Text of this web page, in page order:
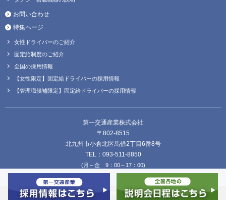
お問い合わせ
特集ページ
女性ドライバーのご紹介
固定給制度のご紹介
全国の採用情報
【女性限定】固定給ドライバーの採用情報
【管理職候補限定】固定給ドライバーの採用情報
第一交通産業株式会社
〒802-8515
北九州市小倉北区馬借2丁目6番8号
TEL：093-511-8850
(月～金 9：00～17：00)
FAX：093-511-8838
Copyright © DAIICHI KOUTSU SANGYO Co.,Ltd. all Rights Reserved.